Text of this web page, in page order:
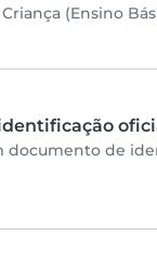
Criança (Ensino
documento de